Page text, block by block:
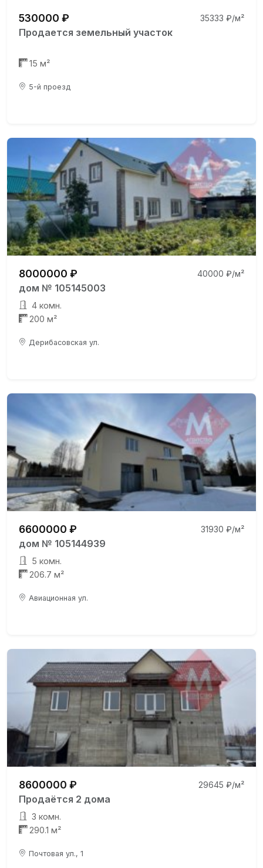
530000 ₽ 35333 ₽/м²
Продается земельный участок
15 м²
5-й проезд
8000000 ₽ 40000 ₽/м²
дом № 105145003
4 комн.
200 м²
Дерибасовская ул.
6600000 ₽ 31930 ₽/м²
дом № 105144939
5 комн.
206.7 м²
Авиационная ул.
8600000 ₽ 29645 ₽/м²
Продаётся 2 дома
3 комн.
290.1 м²
Почтовая ул., 1